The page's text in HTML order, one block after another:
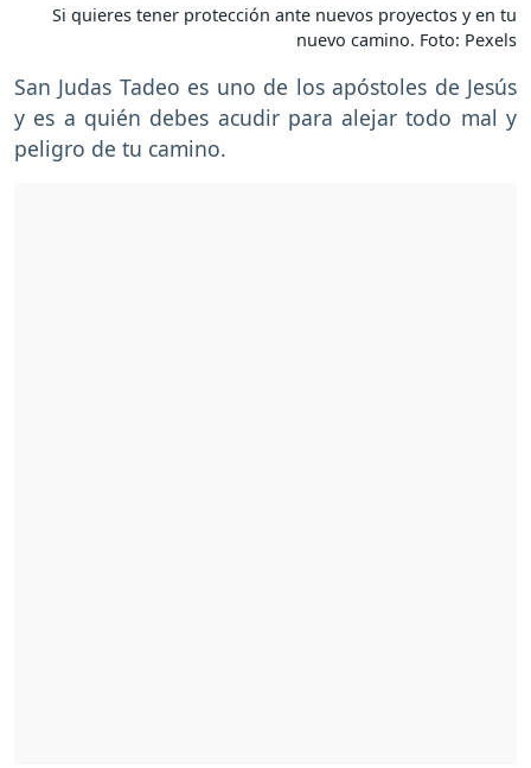
Si quieres tener protección ante nuevos proyectos y en tu
nuevo camino. Foto: Pexels
San Judas Tadeo es uno de los apóstoles de Jesús
y es a quién debes acudir para alejar todo mal y
peligro de tu camino.